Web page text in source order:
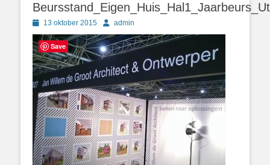
Geplaatst
op
13 oktober 2015 Authoradmin
Save